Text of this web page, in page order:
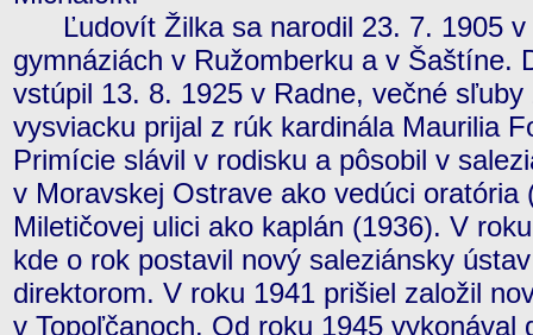
Ľudovít Žilka sa narodil 23. 7. 1905 v
gymnáziách v Ružomberku a v Šaštíne.
vstúpil 13. 8. 1925 v Radne, večné
vysviacku prijal z rúk kardinála Maurilia
Primície slávil v rodisku a pôsobil v
v Moravskej Ostrave ako vedúci oratória
Miletičovej ulici ako kaplán (1936). V
kde o rok postavil nový saleziánsky
direktorom. V roku 1941 prišiel založil
v Topoľčanoch. Od roku 1945 vykonával